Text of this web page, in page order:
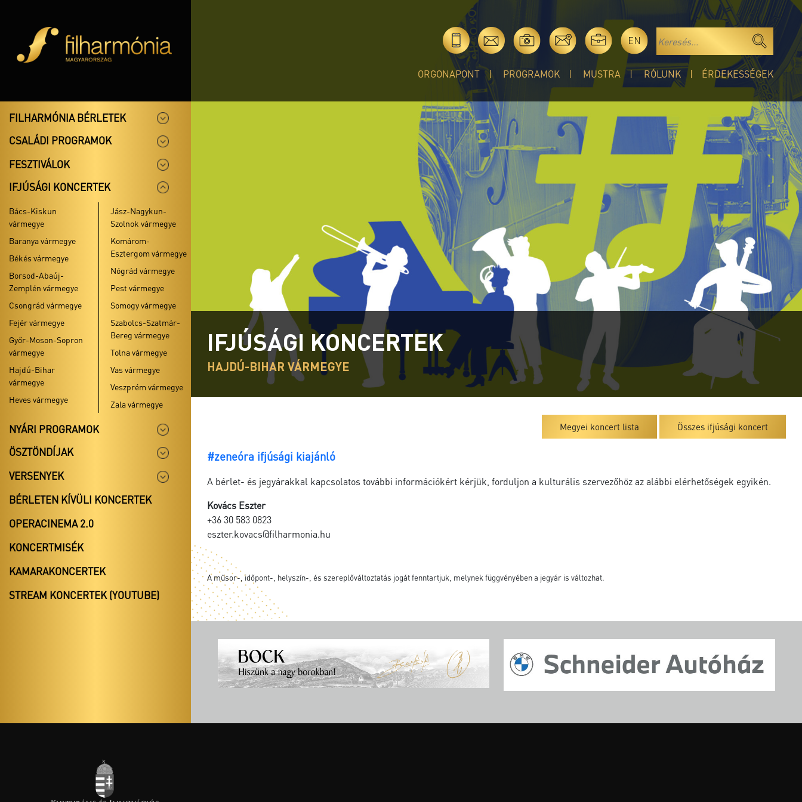
EN
ORGONAPONT PROGRAMOK MUSTRA RÓLUNK ÉRDEKESSÉGEK
FILHARMÓNIA BÉRLETEK
CSALÁDI PROGRAMOK
FESZTIVÁLOK
IFJÚSÁGI KONCERTEK
Bács-Kiskun
vármegye
Baranya vármegye
Békés vármegye
Borsod-Abaúj-
Zemplén vármegye
Csongrád vármegye
Fejér vármegye
Győr-Moson-Sopron
vármegye
Hajdú-Bihar
vármegye
Heves vármegye
Jász-Nagykun-
Szolnok vármegye
Komárom-
Esztergom vármegye
Nógrád vármegye
Pest vármegye
Somogy vármegye
Szabolcs-Szatmár-
Bereg vármegye
Tolna vármegye
Vas vármegye
Veszprém vármegye
Zala vármegye
NYÁRI PROGRAMOK
ÖSZTÖNDÍJAK
VERSENYEK
BÉRLETEN KÍVÜLI KONCERTEK
OPERACINEMA 2.0
KONCERTMISÉK
KAMARAKONCERTEK
STREAM KONCERTEK (YOUTUBE)
IFJÚSÁGI KONCERTEK
HAJDÚ-BIHAR VÁRMEGYE
Megyei koncert lista Összes ifjúsági koncert
#zeneóra ifjúsági kiajánló
A bérlet- és jegyárakkal kapcsolatos további információkért kérjük, forduljon a kulturális szervezőhöz az alábbi elérhetőségek egyikén.
Kovács Eszter
+36 30 583 0823
eszter.kovacs@filharmonia.hu
A műsor-, időpont-, helyszín-, és szereplőváltoztatás jogát fenntartjuk, melynek függvényében a jegyár is változhat.